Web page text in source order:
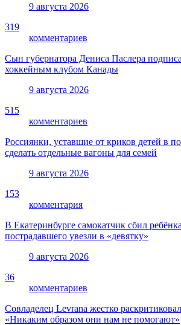
9 августа 2026
319
комментариев
Сын губернатора Дениса Паслера
хоккейным клубом Канады
9 августа 2026
515
комментариев
Россиянки, уставшие от криков детей в
сделать отдельные вагоны для семей
9 августа 2026
153
комментария
В Екатеринбурге самокатчик сбил
пострадавшего увезли в «девятку»
9 августа 2026
36
комментариев
Совладелец Levrana жестко
«Никаким образом они нам не помогают»